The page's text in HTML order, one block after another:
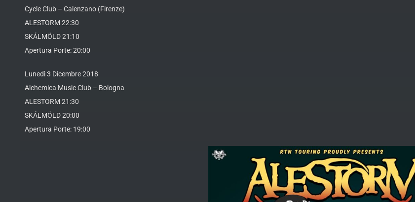
Cycle Club – Calenzano (Firenze)
ALESTORM 22:30
SKÁLMÖLD 21:10
Apertura Porte: 20:00
Lunedì 3 Dicembre 2018
Alchemica Music Club – Bologna
ALESTORM 21:30
SKÁLMÖLD 20:00
Apertura Porte: 19:00